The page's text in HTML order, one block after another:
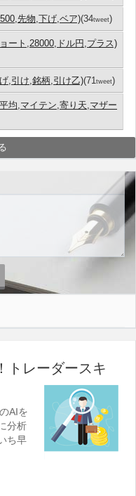
先物,下げ,ベア)(34tweet)
ート,28000,ドル円,プラス)
,引け,銘柄,引け乙)(71tweet)
均,マイテン,寄り天,マザー
トレーダースキ
AIを
分析
ち早